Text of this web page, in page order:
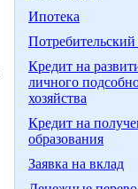
Ипотека
Потребительский
Кредит на
личного
хозяйства
Кредит на
образования
Заявка на вклад